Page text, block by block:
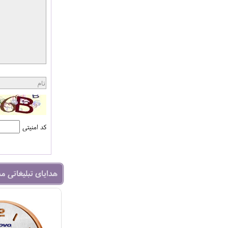
کد امنیتی
هدایای تبلیغاتی